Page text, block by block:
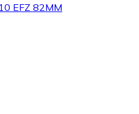
EFZ 82MM